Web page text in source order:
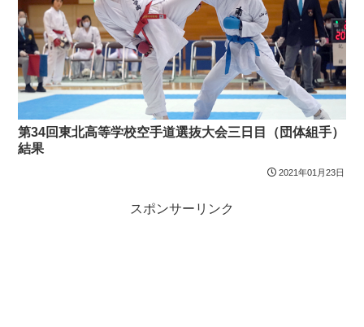
第34回東北高等学校空手道選抜大会三日目（団体組手）
結果
2021年01月23日
スポンサーリンク